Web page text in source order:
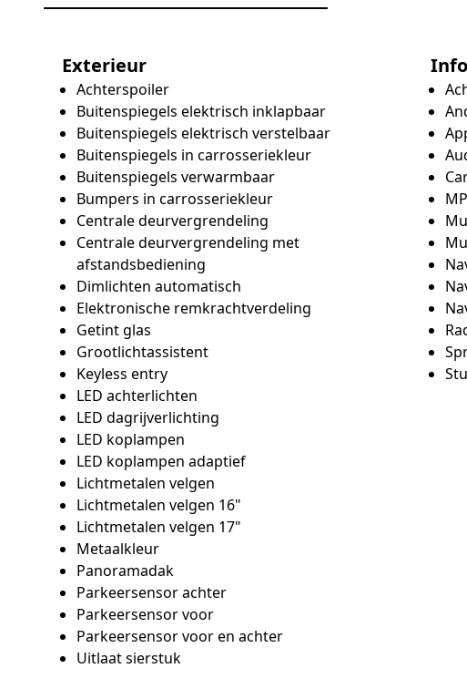
Exterieur
Achterspoiler
Buitenspiegels elektrisch inklapbaar
Buitenspiegels elektrisch verstelbaar
Buitenspiegels in carrosseriekleur
Buitenspiegels verwarmbaar
Bumpers in carrosseriekleur
Centrale deurvergrendeling
Centrale deurvergrendeling met
afstandsbediening
Dimlichten automatisch
Elektronische remkrachtverdeling
Getint glas
Grootlichtassistent
Keyless entry
LED achterlichten
LED dagrijverlichting
LED koplampen
LED koplampen adaptief
Lichtmetalen velgen
Lichtmetalen velgen 16"
Lichtmetalen velgen 17"
Metaalkleur
Panoramadak
Parkeersensor achter
Parkeersensor voor
Parkeersensor voor en achter
Uitlaat sierstuk